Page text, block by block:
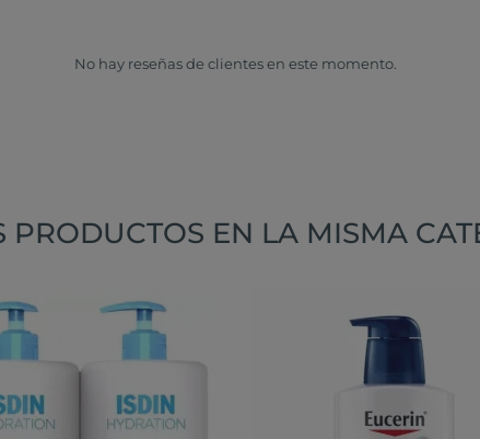
No hay reseñas de clientes en este momento.
PRODUCTOS EN LA MISMA